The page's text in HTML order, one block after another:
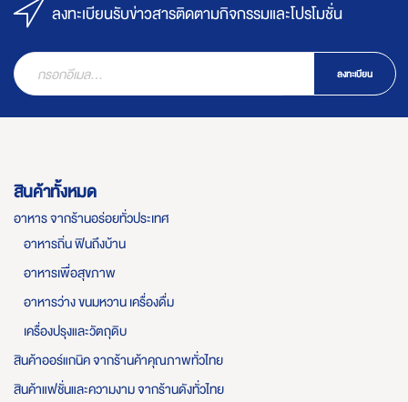
ลงทะเบียนรับข่าวสารติดตามกิจกรรมและโปรโมชั่น
ลงทะเบียน
สินค้าทั้งหมด
อาหาร จากร้านอร่อยทั่วประเทศ
อาหารถิ่น ฟินถึงบ้าน
อาหารเพื่อสุขภาพ
อาหารว่าง ขนมหวาน เครื่องดื่ม
เครื่องปรุงและวัตถุดิบ
สินค้าออร์แกนิค จากร้านค้าคุณภาพทั่วไทย
สินค้าแฟชั่นและความงาม จากร้านดังทั่วไทย